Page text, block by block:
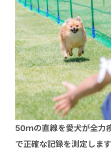
50ｍの直線を愛犬が全力
で正確な記録を測定しま